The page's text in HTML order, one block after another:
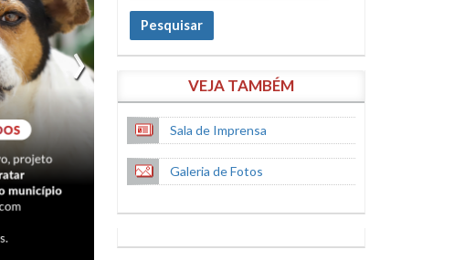
Pesquisar
VEJA TAMBÉM
Sala de Imprensa
Galeria de Fotos